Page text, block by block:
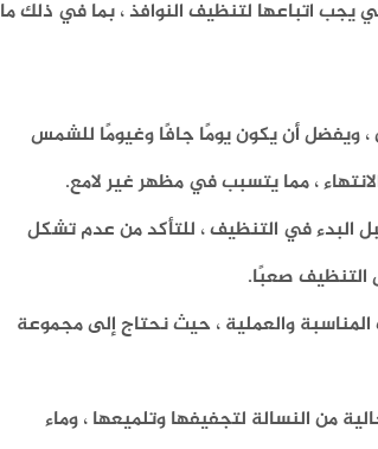
يجب اتباعها لتنظيف النوافذ ، بما في ذلك ما
، ويفضل أن يكون يومًا جافًا وغيومًا للشمس
، مما يتسبب في مظهر غير لامع.
قبل البدء في التنظيف ، للتأكد من عدم تشكل
التنظيف صعبًا.
والعملية ، حيث نحتاج إلى مجموعة
من النسالة لتجفيفها وتلميعها ، وماء